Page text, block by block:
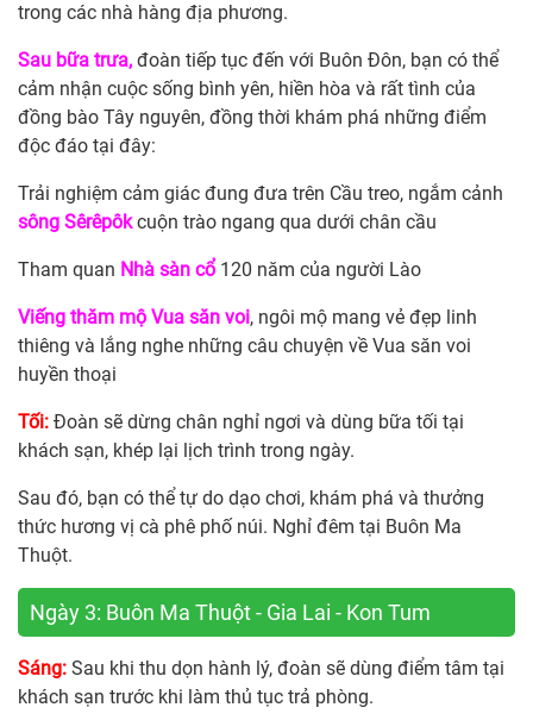
trong các nhà hàng địa phương.
Sau bữa trưa, đoàn tiếp tục đến với Buôn Đôn, bạn có thể
cảm nhận cuộc sống bình yên, hiền hòa và rất tình của
đồng bào Tây nguyên, đồng thời khám phá những điểm
độc đáo tại đây:
Trải nghiệm cảm giác đung đưa trên Cầu treo, ngắm cảnh
sông Sêrêpôkcuộn trào ngang qua dưới chân cầu
Tham quan Nhà sàn cổ 120 năm của người Lào
Viếng thăm mộ Vua săn voi, ngôi mộ mang vẻ đẹp linh
thiêng và lắng nghe những câu chuyện về Vua săn voi
huyền thoại
Tối: Đoàn sẽ dừng chân nghỉ ngơi và dùng bữa tối tại
khách sạn, khép lại lịch trình trong ngày.
Sau đó, bạn có thể tự do dạo chơi, khám phá và thưởng
thức hương vị cà phê phố núi. Nghỉ đêm tại Buôn Ma
Thuột.
Ngày 3: Buôn Ma Thuột - Gia Lai - Kon Tum
Sáng: Sau khi thu dọn hành lý, đoàn sẽ dùng điểm tâm tại
khách sạn trước khi làm thủ tục trả phòng.